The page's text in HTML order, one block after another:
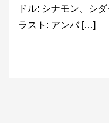
ドル: シナモン、シ
ラスト: アンバ […]